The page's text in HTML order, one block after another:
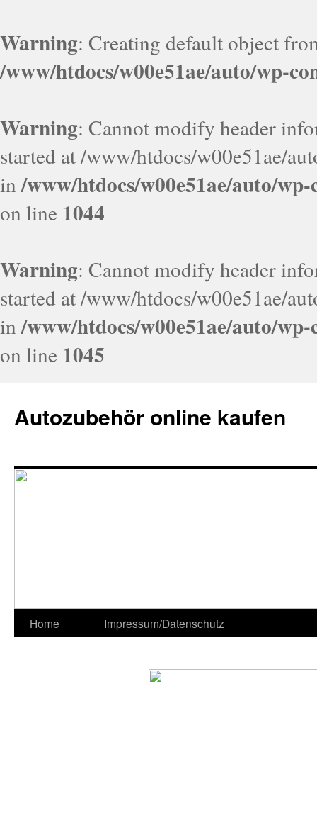
Warning: Creating default object
/www/htdocs/w00e51ae/auto/wp-
Warning: Cannot modify header
started at /www/htdocs/w00e51ae/
in/www/htdocs/w00e51ae/auto/
on line 1044
Warning: Cannot modify header
started at /www/htdocs/w00e51ae/
in/www/htdocs/w00e51ae/auto/
on line 1045
Autozubehör online kaufen
Home Impressum/Datenschutz